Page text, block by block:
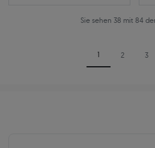
Sie sehen 38 mit 84
1 2 3